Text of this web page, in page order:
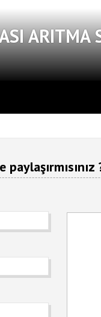
ARITMA